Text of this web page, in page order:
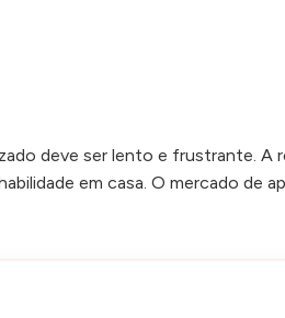
deve ser lento e frustrante. A
em casa. O mercado de